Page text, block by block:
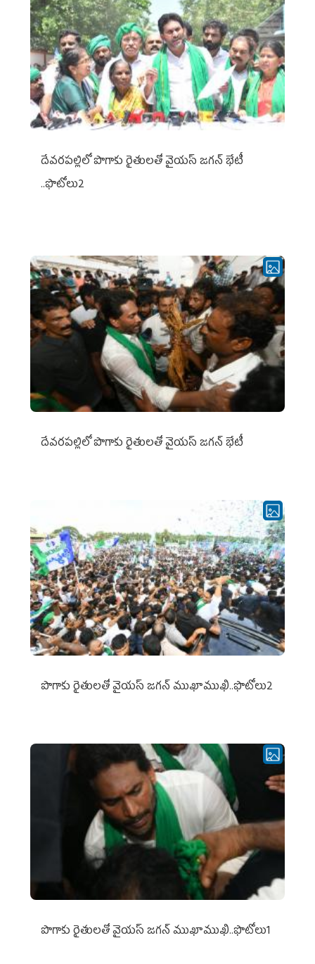
దేవరపల్లిలో పొగాకు రైతులతో వైయస్ జగన్ భేటీ
..ఫొటోలు2
దేవరపల్లిలో పొగాకు రైతులతో వైయస్ జగన్ భేటీ
పొగాకు రైతుల‌తో వైయ‌స్ జ‌గ‌న్ ముఖాముఖి..ఫొటోలు2
పొగాకు రైతుల‌తో వైయ‌స్ జ‌గ‌న్ ముఖాముఖి..ఫొటోలు1